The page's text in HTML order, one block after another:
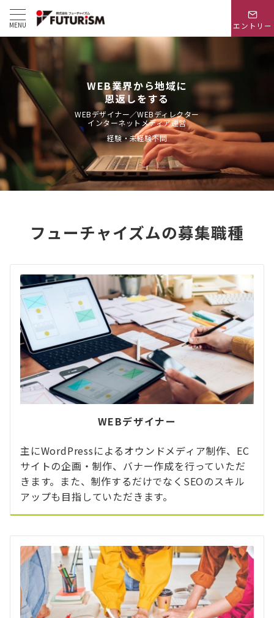
MENU エントリー
WEB業界から地域に
恩返しをする
WEBデザイナー／WEBディレクター
インターネットメディア運営
経験・未経験不問
フューチャイズムの募集職種
WEBデザイナー
主にWordPressによるオウンドメディア制作、EC
サイトの企画・制作、バナー作成を行っていただ
きます。また、制作するだけでなくSEOのスキル
アップも目指していただきます。